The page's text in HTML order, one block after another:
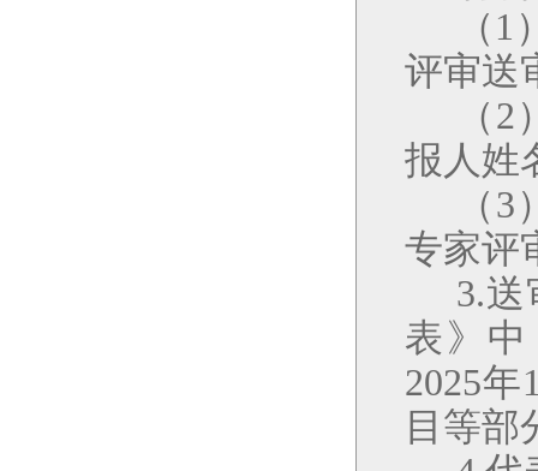
（1
评审送
（2
报人姓
（3
专家评
3.
表》
2025年
目等部